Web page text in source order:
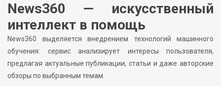
News360 — искусственный
интеллект в помощь
News360 выделяется внедрением технологий машинного
обучения: сервис анализирует интересы пользователя,
предлагая актуальные публикации, статьи и даже авторские
обзоры по выбранным темам.